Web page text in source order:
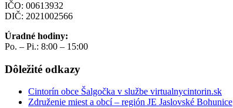
IČO: 00613932
DIČ: 2021002566
Úradné hodiny:
Po. – Pi.: 8:00 – 15:00
Dôležité odkazy
Cintorín obce Šalgočka v službe virtualnycintorin.sk
Združenie miest a obcí – región JE Jaslovské Bohunice